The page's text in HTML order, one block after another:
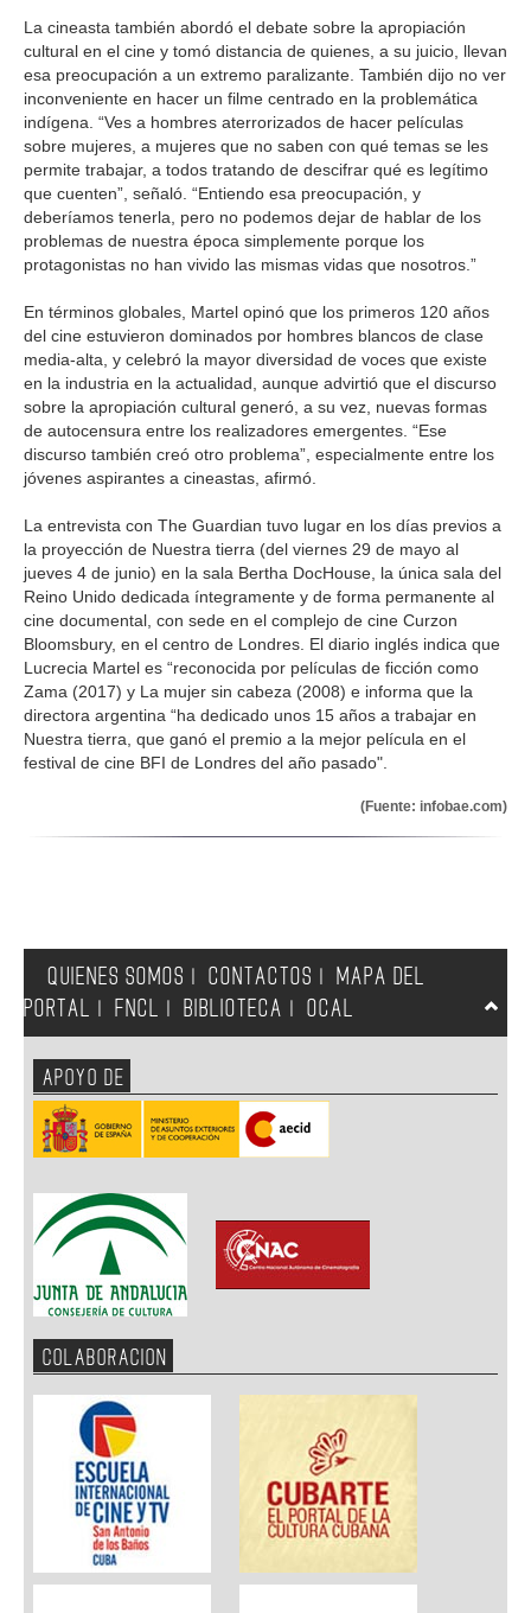
La cineasta también abordó el debate sobre la apropiación
cultural en el cine y tomó distancia de quienes, a su juicio, llevan
esa preocupación a un extremo paralizante. También dijo no ver
inconveniente en hacer un filme centrado en la problemática
indígena. “Ves a hombres aterrorizados de hacer películas
sobre mujeres, a mujeres que no saben con qué temas se les
permite trabajar, a todos tratando de descifrar qué es legítimo
que cuenten”, señaló. “Entiendo esa preocupación, y
deberíamos tenerla, pero no podemos dejar de hablar de los
problemas de nuestra época simplemente porque los
protagonistas no han vivido las mismas vidas que nosotros.”
En términos globales, Martel opinó que los primeros 120 años
del cine estuvieron dominados por hombres blancos de clase
media-alta, y celebró la mayor diversidad de voces que existe
en la industria en la actualidad, aunque advirtió que el discurso
sobre la apropiación cultural generó, a su vez, nuevas formas
de autocensura entre los realizadores emergentes. “Ese
discurso también creó otro problema”, especialmente entre los
jóvenes aspirantes a cineastas, afirmó.
La entrevista con The Guardian tuvo lugar en los días previos a
la proyección de Nuestra tierra (del viernes 29 de mayo al
jueves 4 de junio) en la sala Bertha DocHouse, la única sala del
Reino Unido dedicada íntegramente y de forma permanente al
cine documental, con sede en el complejo de cine Curzon
Bloomsbury, en el centro de Londres. El diario inglés indica que
Lucrecia Martel es “reconocida por películas de ficción como
Zama (2017) y La mujer sin cabeza (2008) e informa que la
directora argentina “ha dedicado unos 15 años a trabajar en
Nuestra tierra, que ganó el premio a la mejor película en el
festival de cine BFI de Londres del año pasado".
(Fuente: infobae.com)
QUIENES SOMOS CONTACTOS
MAPA DEL
PORTAL
FNCL BIBLIOTECA OCAL
APOYO DE
COLABORACION